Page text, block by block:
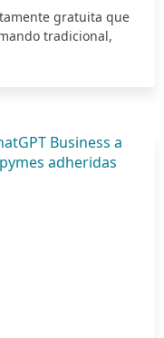
gratuita que
tradicional,